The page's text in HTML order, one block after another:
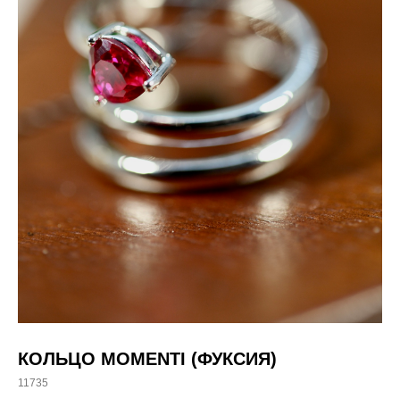
КОЛЬЦО MOMENTI (ФУКСИЯ)
11735